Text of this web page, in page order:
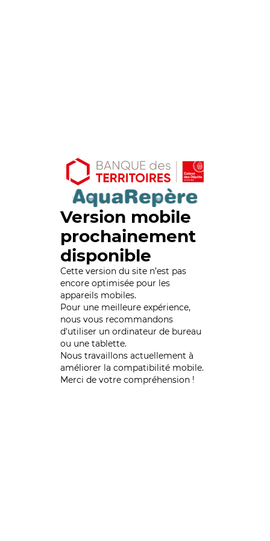
Version mobile
prochainement
disponible
Cette version du site n’est pas
encore optimisée pour les
appareils mobiles.
Pour une meilleure expérience,
nous vous recommandons
d'utiliser un ordinateur de bureau
ou une tablette.
Nous travaillons actuellement à
améliorer la compatibilité mobile.
Merci de votre compréhension !